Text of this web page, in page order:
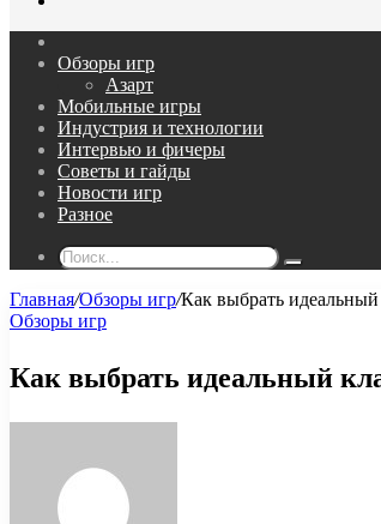
Обзоры игр
Азарт
Мобильные игры
Индустрия и технологии
Интервью и фичеры
Советы и гайды
Новости игр
Разное
Поиск...
Главная/Обзоры игр/Как выбрать
Обзоры игр
Как выбрать идеальный